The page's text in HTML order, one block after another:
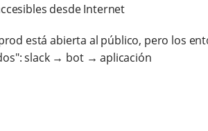
desde Internet
está abierta al público, pero los
slack → bot → aplicación